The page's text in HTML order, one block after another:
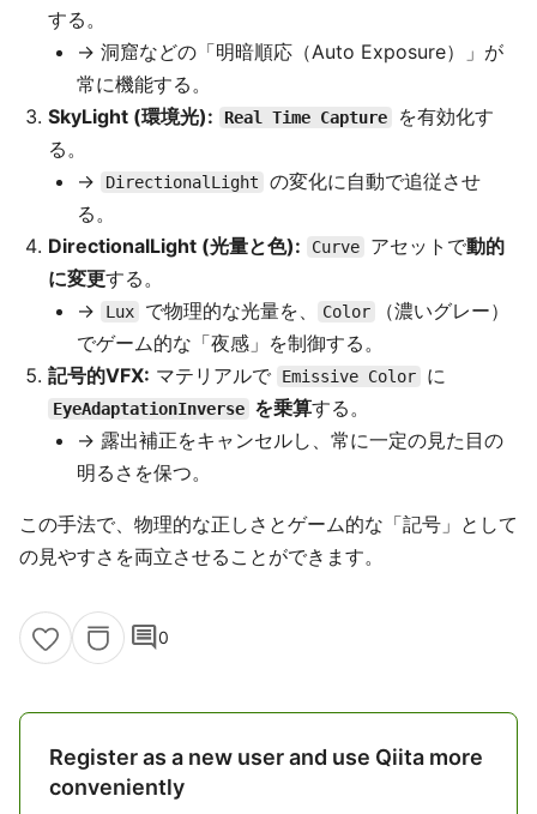
する。
→ 洞窟などの「明暗順応（Auto Exposure）」が
常に機能する。
SkyLight (環境光):
Real Time Capture
を有効化す
る。
→
DirectionalLight
の変化に自動で追従させ
る。
DirectionalLight (光量と色):
Curve アセットで動的
に変更する。
→
Lux で物理的な光量を、 Color
（濃いグレー）
でゲーム的な「夜感」を制御する。
記号的VFX: マテリアルで Emissive Color に
EyeAdaptationInverse を乗算する。
→ 露出補正をキャンセルし、常に一定の見た目の
明るさを保つ。
この手法で、物理的な正しさとゲーム的な「記号」として
の見やすさを両立させることができます。
comment0
Register as a new user and use Qiita more
conveniently